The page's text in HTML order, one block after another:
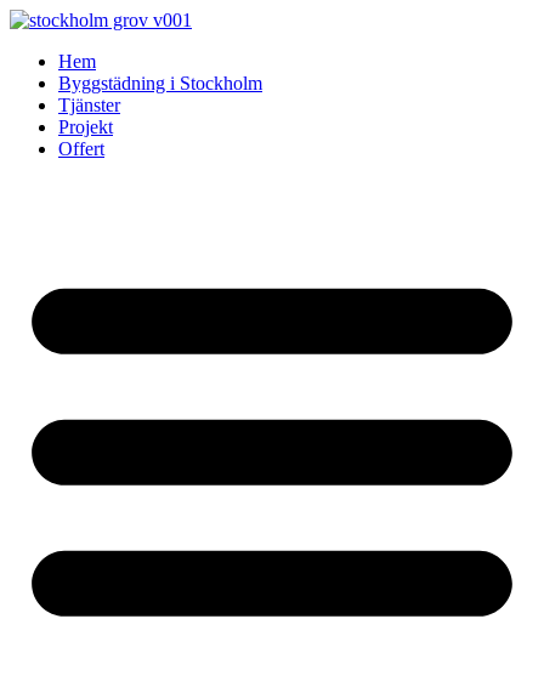
Skip
contentHem
Byggstädning i Stockholm
Tjänster
Projekt
Offert